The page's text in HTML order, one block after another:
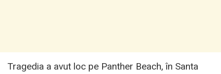
Tragedia a avut loc pe Panther Beach, în Santa